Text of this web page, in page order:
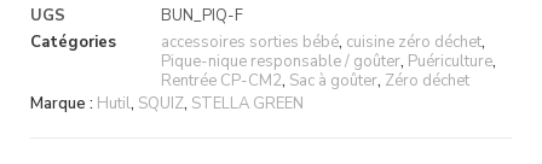
UGS
BUN_PIQ-F
Catégories
accessoires sorties bébé, cuisine zéro déchet,
Pique-nique responsable / goûter, Puériculture,
Rentrée CP-CM2, Sac à goûter, Zéro déchet
Marque : Hutil, SQUIZ, STELLA GREEN